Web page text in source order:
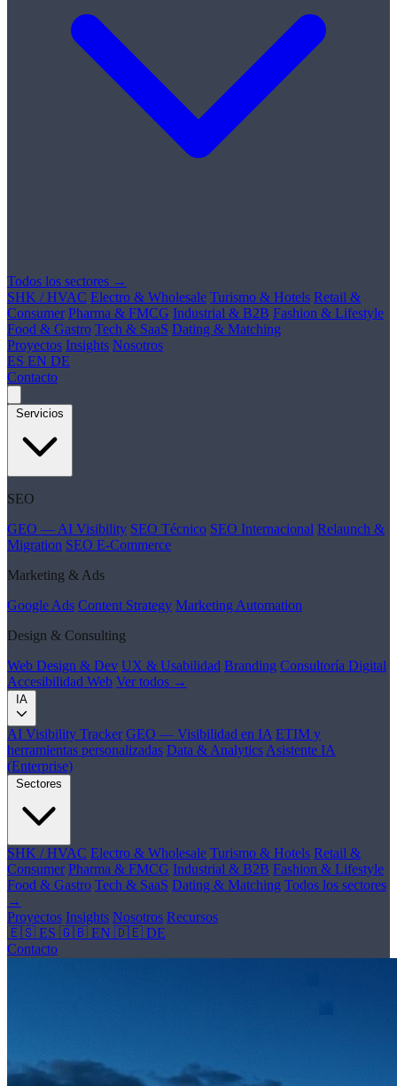
Todos los sectores →
SHK / HVAC Electro & Wholesale Turismo & Hotels Retail &
Consumer Pharma & FMCG Industrial & B2B Fashion & Lifestyle
Food & Gastro Tech & SaaS Dating & Matching
Proyectos Insights Nosotros
ES EN DE
Contacto
Servicios
SEO
GEO — AI Visibility SEO Técnico SEO Internacional Relaunch &
Migration SEO E-Commerce
Marketing & Ads
Google Ads Content Strategy Marketing Automation
Design & Consulting
Web Design & Dev UX & Usabilidad Branding Consultoría Digital
Accesibilidad Web Ver todos →
IA
AI Visibility Tracker GEO — Visibilidad en IA ETIM y
herramientas personalizadas Data & Analytics Asistente IA
(Enterprise)
Sectores
SHK / HVAC Electro & Wholesale Turismo & Hotels Retail &
Consumer Pharma & FMCG Industrial & B2B Fashion & Lifestyle
Food & Gastro Tech & SaaS Dating & Matching Todos los sectores
→
Proyectos Insights Nosotros Recursos
🇪🇸 ES 🇬🇧 EN 🇩🇪 DE
Contacto